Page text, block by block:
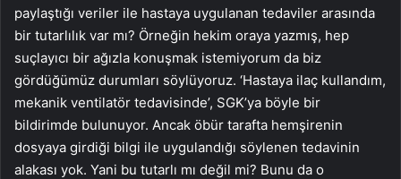
paylaştığı veriler ile hastaya uygulanan tedaviler arasında
bir tutarlılık var mı? Örneğin hekim oraya yazmış, hep
suçlayıcı bir ağızla konuşmak istemiyorum da biz
gördüğümüz durumları söylüyoruz. ‘Hastaya ilaç kullandım,
mekanik ventilatör tedavisinde’, SGK’ya böyle bir
bildirimde bulunuyor. Ancak öbür tarafta hemşirenin
dosyaya girdiği bilgi ile uygulandığı söylenen tedavinin
alakası yok. Yani bu tutarlı mı değil mi? Bunu da o